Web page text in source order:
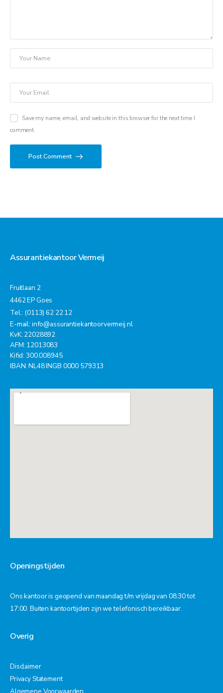
Save my name, email, and website in this browser for the next time I
comment.
Post Comment
Assurantiekantoor Vermeij
Fruitlaan 2
4462 EP Goes
Tel.: (0113) 62 22 12
E-mail: info@assurantiekantoorvermeij.nl
KvK: 22028892
AFM: 12013083
Kifid: 300.008945
IBAN: NL48 INGB 0000 579313
Openingstijden
Ons kantoor is geopend van maandag t/m vrijdag van 08:30 tot
17:00. Buiten kantoortijden zijn we telefonisch bereikbaar.
Overig
Disclaimer
Privacy Statement